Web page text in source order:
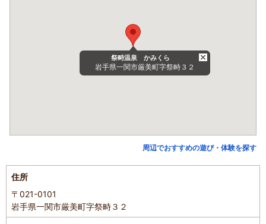
祭畤温泉 かみくら
岩手県一関市厳美町字祭畤３２
周辺でおすすめの遊び・体験を探す
住所
〒021-0101
岩手県一関市厳美町字祭畤３２